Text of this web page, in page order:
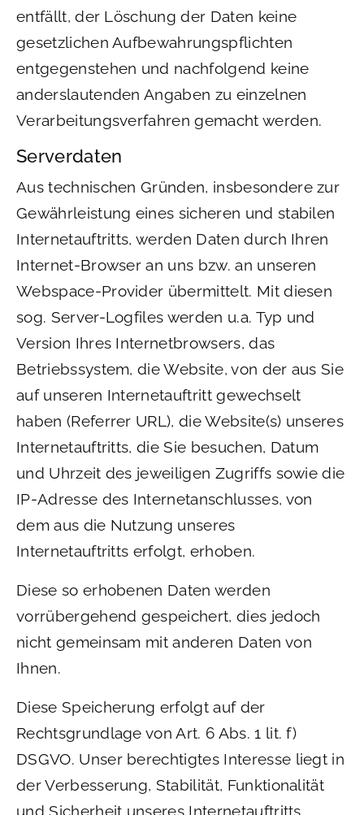
entfällt, der Löschung der Daten keine
gesetzlichen Aufbewahrungspflichten
entgegenstehen und nachfolgend keine
anderslautenden Angaben zu einzelnen
Verarbeitungsverfahren gemacht werden.
Serverdaten
Aus technischen Gründen, insbesondere zur
Gewährleistung eines sicheren und stabilen
Internetauftritts, werden Daten durch Ihren
Internet-Browser an uns bzw. an unseren
Webspace-Provider übermittelt. Mit diesen
sog. Server-Logfiles werden u.a. Typ und
Version Ihres Internetbrowsers, das
Betriebssystem, die Website, von der aus Sie
auf unseren Internetauftritt gewechselt
haben (Referrer URL), die Website(s) unseres
Internetauftritts, die Sie besuchen, Datum
und Uhrzeit des jeweiligen Zugriffs sowie die
IP-Adresse des Internetanschlusses, von
dem aus die Nutzung unseres
Internetauftritts erfolgt, erhoben.
Diese so erhobenen Daten werden
vorrübergehend gespeichert, dies jedoch
nicht gemeinsam mit anderen Daten von
Ihnen.
Diese Speicherung erfolgt auf der
Rechtsgrundlage von Art. 6 Abs. 1 lit. f)
DSGVO. Unser berechtigtes Interesse liegt in
der Verbesserung, Stabilität, Funktionalität
und Sicherheit unseres Internetauftritts.